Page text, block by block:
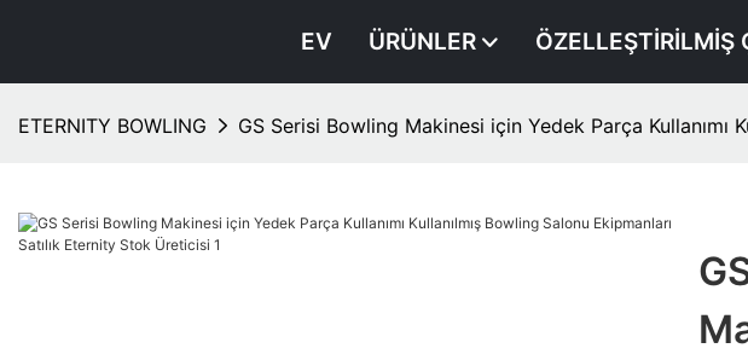
EV ÜRÜNLER ÖZELLEŞTIRILMIŞ
ETERNITY BOWLING GS Serisi Bowling Makinesi için Yedek Parça Kullanımı